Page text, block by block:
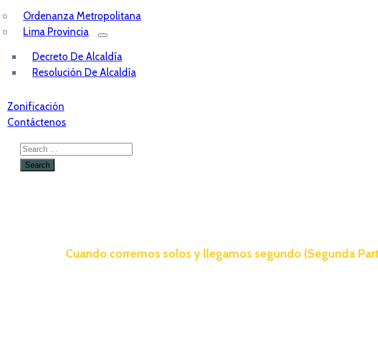
Ordenanza Metropolitana
Lima Provincia
Decreto De Alcaldía
Resolución De Alcaldía
Zonificación
Contáctenos
Cuando corremos solos y llegamos segundo (Segunda